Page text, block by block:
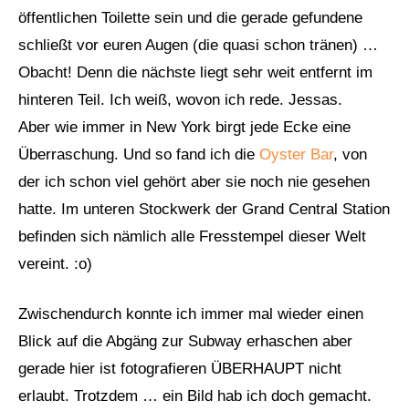
öffentlichen Toilette sein und die gerade gefundene
schließt vor euren Augen (die quasi schon tränen) …
Obacht! Denn die nächste liegt sehr weit entfernt im
hinteren Teil. Ich weiß, wovon ich rede. Jessas.
Aber wie immer in New York birgt jede Ecke eine
Überraschung. Und so fand ich die Oyster Bar, von
der ich schon viel gehört aber sie noch nie gesehen
hatte. Im unteren Stockwerk der Grand Central Station
befinden sich nämlich alle Fresstempel dieser Welt
vereint. :o)
Zwischendurch konnte ich immer mal wieder einen
Blick auf die Abgäng zur Subway erhaschen aber
gerade hier ist fotografieren ÜBERHAUPT nicht
erlaubt. Trotzdem … ein Bild hab ich doch gemacht.